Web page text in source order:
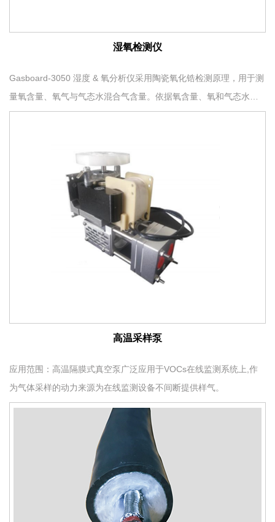
湿氧检测仪
Gasboard-3050 湿度 & 氧分析仪采用陶瓷氧化锆检测原理，用于测
量氧含量、氧气与气态水混合气含量。依据氧含量、氧和气态水混
合气含量与传感器输出信号的函数关系，计算得出湿度值与氧浓度
高温采样泵
应用范围：高温隔膜式真空泵广泛应用于VOCs在线监测系统上,作
为气体采样的动力来源为在线监测设备不间断提供样气。